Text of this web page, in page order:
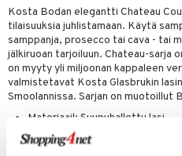
Kosta Bodan elegantti Chateau
tilaisuuksia juhlistamaan. Käytä
samppanja, prosecco tai cava - tai
jälkiruoan tarjoiluun. Chateau-sarja
on myyty yli miljoonan kappaleen
valmistetavat Kosta Glasbrukin
Smoolannissa. Sarjan on muotoillut
Materiaail: Suupuhallettu lasi
Koko: Korkeus: 16,3 cm,
tekstiilit
& Tyynyliinat
& Peitot
& Korit
& Veistokset
Art
& Lyhdyt
& Hyllyt
& Koukut
tekstiilit
tekstiilit
hyönteissuoja
ruokinta
& Lyhdyt
& vastauksia